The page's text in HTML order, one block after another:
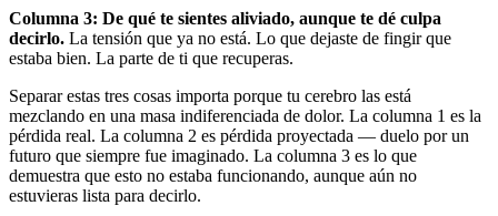
Columna 3: De qué te sientes aliviado, aunque te dé culpa
decirlo. La tensión que ya no está. Lo que dejaste de fingir que
estaba bien. La parte de ti que recuperas.
Separar estas tres cosas importa porque tu cerebro las está
mezclando en una masa indiferenciada de dolor. La columna 1 es la
pérdida real. La columna 2 es pérdida proyectada — duelo por un
futuro que siempre fue imaginado. La columna 3 es lo que
demuestra que esto no estaba funcionando, aunque aún no
estuvieras lista para decirlo.